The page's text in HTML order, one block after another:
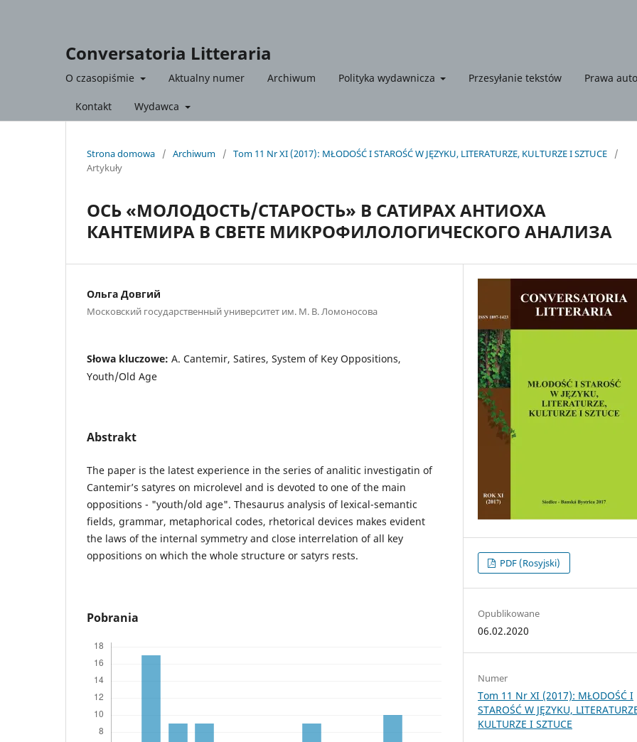
Conversatoria Litteraria
O czasopiśmie Aktualny numer Archiwum Polityka wydawnicza Przesyłanie tekstów Prawa
Kontakt Wydawca
Strona domowa / Archiwum / Tom 11 Nr XI (2017): MŁODOŚĆ I STAROŚĆ W JĘZYKU, LITERATURZE, KULTURZE I SZTUCE
/
Artykuły
ОСЬ «МОЛОДОСТЬ/СТАРОСТЬ» В САТИРАХ АНТИОХА
КАНТЕМИРА В СВЕТЕ МИКРОФИЛОЛОГИЧЕСКОГО АНАЛИЗА
Ольга Довгий
Московский государственный университет им. М. В. Ломоносова
Słowa kluczowe: A. Cantemir, Satires, System of Key Oppositions,
Youth/Old Age
Abstrakt
The paper is the latest experience in the series of analitic investigatin of
Cantemir’s satyres on microlevel and is devoted to one of the main
oppositions - "youth/old age". Thesaurus analysis of lexical-semantic
fields, grammar, metaphorical codes, rhetorical devices makes evident
the laws of the internal symmetry and close interrelation of all key
oppositions on which the whole structure or satyrs rests.
Pobrania
PDF (Rosyjski)
Opublikowane
06.02.2020
Numer
Tom 11 Nr XI (2017): MŁODOŚĆ I
STAROŚĆ W JĘZYKU,
KULTURZE I SZTUCE